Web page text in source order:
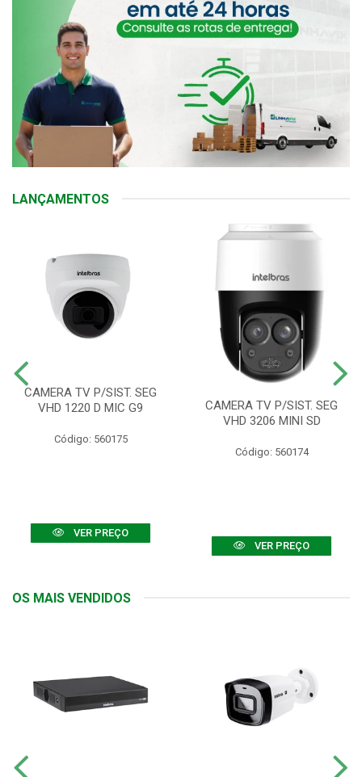
LANÇAMENTOS
CAMERA TV P/SIST. SEG
VHD 1220 D MIC G9
Código: 560175
VER PREÇO
CAMERA TV P/SIST. SEG
VHD 3206 MINI SD
Código: 560174
VER PREÇO
OS MAIS VENDIDOS